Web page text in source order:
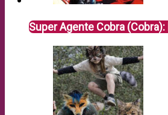
Super Agente Cobra